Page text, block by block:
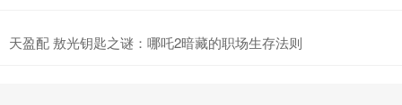
天盈配 敖光钥匙之谜：哪吒2暗藏的职场生存法则